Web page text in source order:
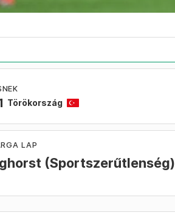
Törökország
LAP
(Sportszerűtlenség)